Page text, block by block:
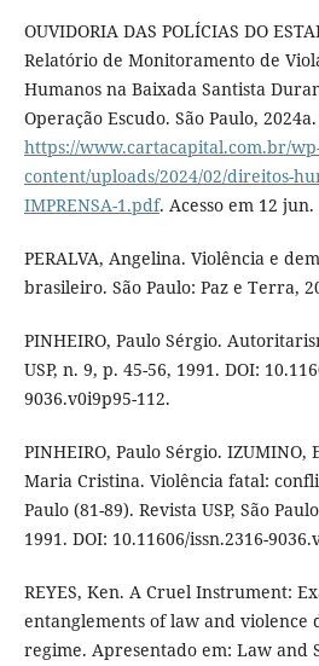
OUVIDORIA DAS POLÍCIAS DO
Relatório de Monitoramento de
Humanos na Baixada Santista
Operação Escudo. São Paulo,
https://www.cartacapital.com.br/
content/uploads/2024/02/direitos-
IMPRENSA-1.pdf. Acesso em 12 jun.
PERALVA, Angelina. Violência e
brasileiro. São Paulo: Paz e Terra,
PINHEIRO, Paulo Sérgio.
USP, n. 9, p. 45-56, 1991. DOI:
9036.v0i9p95-112.
PINHEIRO, Paulo Sérgio. IZUMINO,
Maria Cristina. Violência fatal:
Paulo (81-89). Revista USP, São
1991. DOI: 10.11606/issn.2316-
REYES, Ken. A Cruel Instrument:
entanglements of law and violence
regime. Apresentado em: Law and